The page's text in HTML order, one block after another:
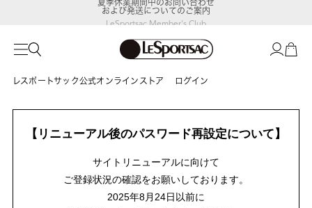
LeSportsac Member's Club
および発送についてのご案内
レスポートサック公式オンラインストア ログイン
【リニューアル後のパスワード再設定について】
サイトリニューアルに向けて
ご登録状況の確認をお願いしております。
2025年8月24日以前に